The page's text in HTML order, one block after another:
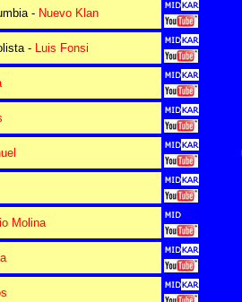
- Nuevo Klan
- Luis Fonsi
Molina